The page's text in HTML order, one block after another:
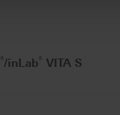
®/inLab ® VITA S